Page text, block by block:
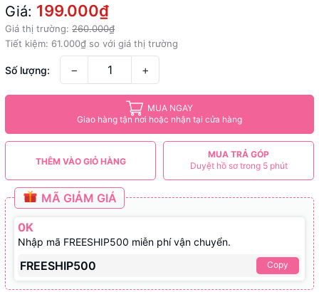
Giá: 199.000₫
Giá thị trường: 260.000₫
Tiết kiệm: 61.000₫ so với giá thị trường
Số lượng: − +
MUA NGAY
Giao hàng tận nơi hoặc nhận tại cửa hàng
THÊM VÀO GIỎ HÀNG
MUA TRẢ GÓP
Duyệt hồ sơ trong 5 phút
MÃ GIẢM GIÁ
0K
Nhập mã FREESHIP500 miễn phí vận chuyển.
FREESHIP500 Copy